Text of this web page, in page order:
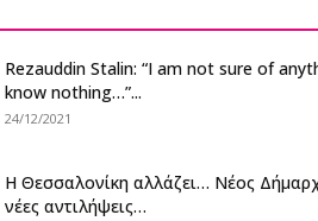
Rezauddin Stalin: “I am not sure of
know nothing…”...
24/12/2021
Η Θεσσαλονίκη αλλάζει… Νέος
νέες αντιλήψεις…